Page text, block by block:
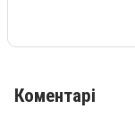
Коментарі